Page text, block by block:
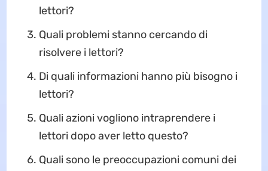
lettori?
Quali problemi stanno cercando di
risolvere i lettori?
Di quali informazioni hanno più bisogno i
lettori?
Quali azioni vogliono intraprendere i
lettori dopo aver letto questo?
Quali sono le preoccupazioni comuni dei